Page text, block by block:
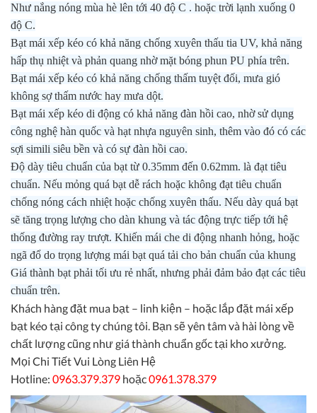
Như nắng nóng mùa hè lên tới 40 độ C . hoặc trời lạnh xuống 0
độ C.
Bạt mái xếp kéo có khả năng chống xuyên thấu tia UV, khả năng
hấp thụ nhiệt và phản quang nhờ mặt bóng phun PU phía trên.
Bạt mái xếp kéo có khả năng chống thấm tuyệt đối, mưa gió
không sợ thấm nước hay mưa dột.
Bạt mái xếp kéo di động có khả năng đàn hồi cao, nhờ sử dụng
công nghệ hàn quốc và hạt nhựa nguyên sinh, thêm vào đó có các
sợi simili siêu bền và có sự đàn hồi cao.
Độ dày tiêu chuẩn của bạt từ 0.35mm đến 0.62mm. là đạt tiêu
chuẩn. Nếu mỏng quá bạt dễ rách hoặc không đạt tiêu chuẩn
chống nóng cách nhiệt hoặc chống xuyên thấu. Nếu dày quá bạt
sẽ tăng trọng lượng cho dàn khung và tác động trực tiếp tới hệ
thống đường ray trượt. Khiến mái che di động nhanh hỏng, hoặc
ngã đổ do trọng lượng mái bạt quá tải cho bản chuẩn của khung
Giá thành bạt phải tối ưu rẻ nhất, nhưng phải đảm bảo đạt các tiêu
chuẩn trên.
Khách hàng đặt mua bạt – linh kiện – hoặc lắp đặt mái xếp
bạt kéo tại công ty chúng tôi. Bạn sẽ yên tâm và hài lòng về
chất lượng cũng như giá thành chuẩn gốc tại kho xưởng.
Mọi Chi Tiết Vui Lòng Liên Hệ
Hotline: 0963.379.379 hoặc0961.378.379